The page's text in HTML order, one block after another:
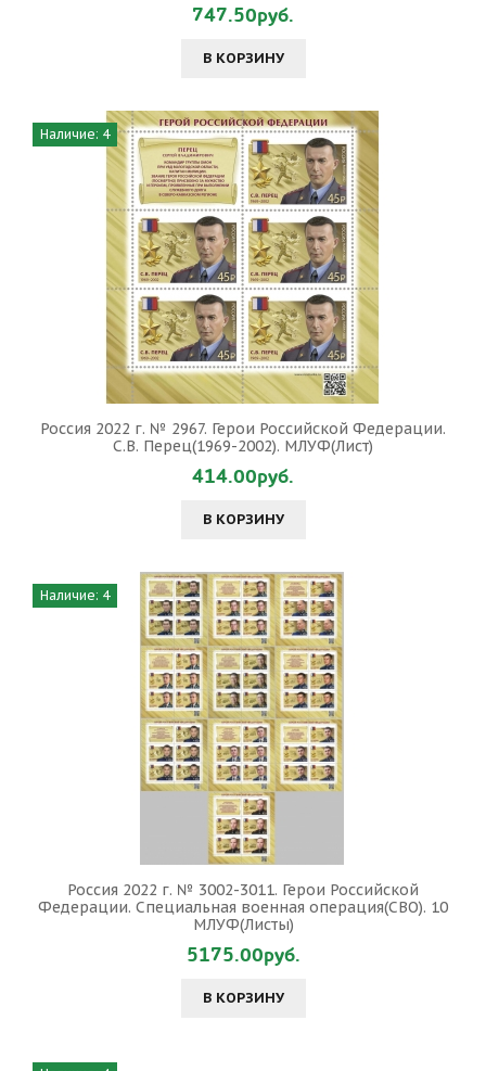
747.50руб.
В КОРЗИНУ
Наличие: 4
Россия 2022 г. № 2967. Герои Российской Федерации.
С.В. Перец(1969-2002). МЛУФ(Лист)
414.00руб.
В КОРЗИНУ
Наличие: 4
Россия 2022 г. № 3002-3011. Герои Российской
Федерации. Специальная военная операция(СВО). 10
МЛУФ(Листы)
5175.00руб.
В КОРЗИНУ